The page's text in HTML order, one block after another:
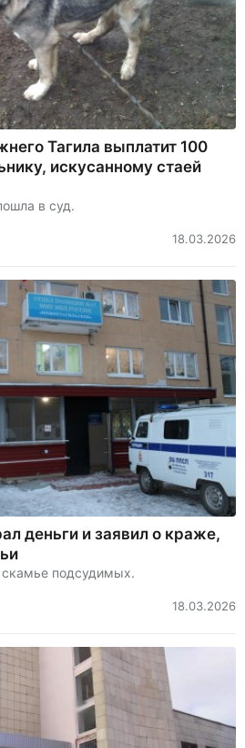
Тагила выплатит 100
искусанному стаей
в суд.
18.03.2026
деньги и заявил о краже,
скамье подсудимых.
18.03.2026